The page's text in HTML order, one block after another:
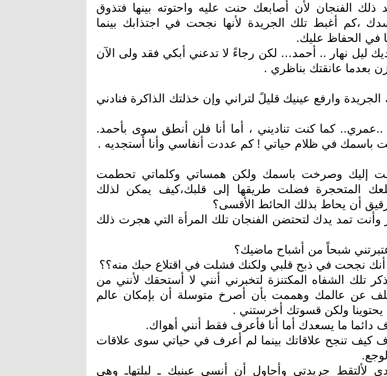
الفنجان لأن أصابعك حنت عليه واحتوته بينها فتذوق
،كم أغبط تلك الجريدة لأنها نجحت في اجتذابك بينما
في الحفاظ عليك.
ليل نهار .. أحمد… لكن رجاءً لا تدعني أبكي فقد ولى الآن
بعدما عانقتك بناظري .
الجريدة وارفع عينيك قليلً لتراني وإن خذلتك الذاكرة فنادني
كما كنت تناديني ، أما أنا فلن أنطق سوى بأحمد.
في ظلام حياتي ! كم عددت أنفاسي وأنا أستجديه .
إليك وصرخت باسمك ولكن همساتي وكلماتي تحطمت
المتحجرة فضلت طريقها إلى قلبك،كيف يمكن لذلك
أن يحاط بذلك الحائط الأقسى؟
وأنت تمد يدك لتحتضن الفنجان تلك المرأة التي هجرت ذلك
شبحاً من أشباح ماضيك؟
نجحت في ذبح قلبي ولكنك فشلت في اقتلاع حبك منه؟؟
تلك الشفاه المكتنزة لتخبرني أنني لا أستحقك لأنني من
عن عالمك وهممت بأن أصرخ متوسلة أن بإمكان عالم
يحتوينا ولكن قسوتك أخرستني .
دائما ما يسعدك أما أنا فأعرف فقط أنني أهواك.
كيف تنجح علاقاتك بينما لم أعرف في حياتي سوى علاقات
لألتقط جريدتي وأحاول أن أنسى عينيك ـ ليلتهاـ وهي